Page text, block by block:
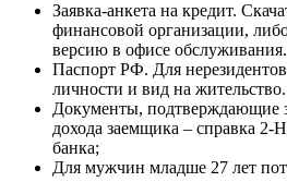
Заявка-анкета на кредит.
финансовой организации,
версию в офисе обслуживания.
Паспорт РФ. Для
личности и вид на жительство.
Документы, подтверждающие
дохода заемщика – справка
банка;
Для мужчин младше 27 лет